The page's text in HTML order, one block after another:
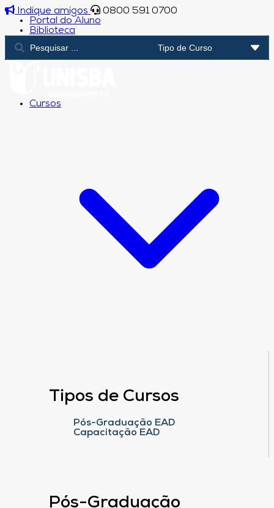
Indique amigos
0800 591 0700
Portal do Aluno
Biblioteca
Cursos
Tipos de Cursos
Pós-Graduação EAD
Capacitação EAD
Pós-Graduação